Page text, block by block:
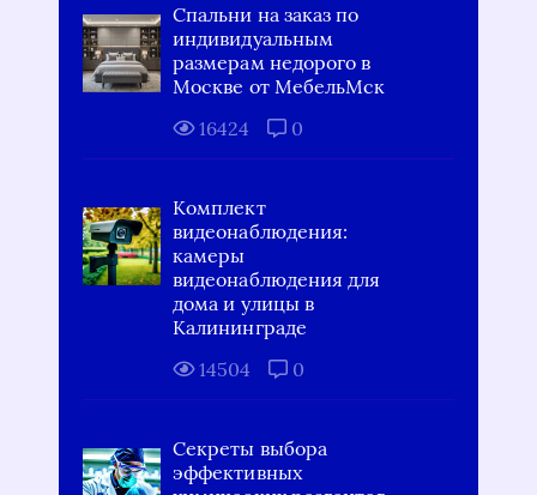
Спальни на заказ по
индивидуальным
размерам недорого в
Москве от МебельМск
16424
0
Комплект
видеонаблюдения:
камеры
видеонаблюдения для
дома и улицы в
Калининграде
14504
0
Секреты выбора
эффективных